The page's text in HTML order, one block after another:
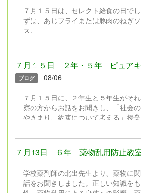
たが、みんな嬉しそうに下校していき
た。
７月１５日は、セレクト給食の日で
ずは、あじフライまたは豚肉のねぎ
ス
ゼリー。 暑いと食欲が落ちやすいで
なの好きなわかめごはんに冷たいデザ
食べやすいメニューを組み合わせたセ
でした。しっかり食べて、夏を元気に
な？（写真は低学年用の小盛です）
７月１５日 ２年・５年 ピュア
ブログ 08/06
７月１５日に、２年生と５年生がそ
察の方からお話をお聞きし、「社会
やきまり、約束について考える」授
をとってきてしまった事例」、５年
ームの課金をめぐる事例」について
た。「良いことか、悪いことか」「
れ真剣に考えていました。
７月13日 ６年 薬物乱用防止教
学校薬剤師の北出先生より、薬物に
話をお聞きしました。正しい知識を